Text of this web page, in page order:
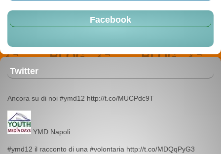
Facebook
Twitter
Ancora su di noi #ymd12 http://t.co/MUCPdc9T
YMD Napoli
#ymd12 il racconto di una #volontaria http://t.co/MDQqPyG3